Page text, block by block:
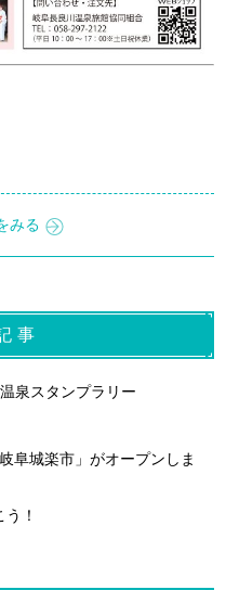
みる
事
泉スタンプラリー
阜城楽市」がオープンしま
！